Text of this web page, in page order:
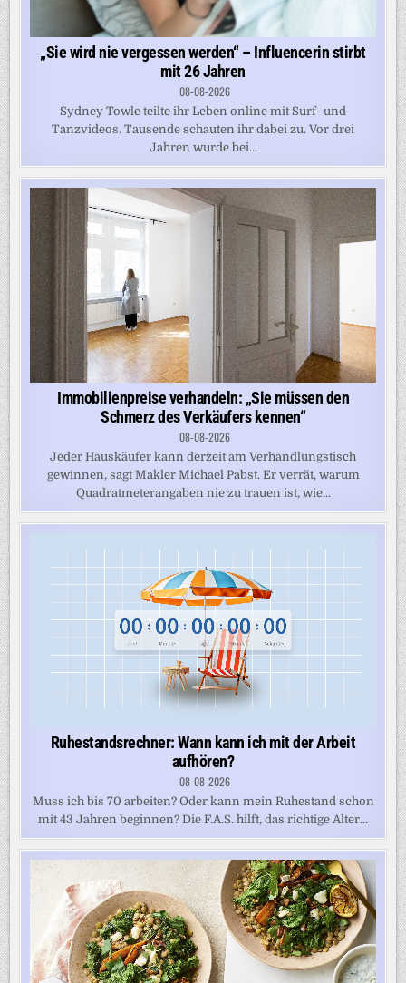
„Sie wird nie vergessen werden“ – Influencerin stirbt
mit 26 Jahren
08-08-2026
Sydney Towle teilte ihr Leben online mit Surf- und
Tanzvideos. Tausende schauten ihr dabei zu. Vor drei
Jahren wurde bei...
Immobilienpreise verhandeln: „Sie müssen den
Schmerz des Verkäufers kennen“
08-08-2026
Jeder Hauskäufer kann derzeit am Verhandlungstisch
gewinnen, sagt Makler Michael Pabst. Er verrät, warum
Quadratmeterangaben nie zu trauen ist, wie...
Ruhestandsrechner: Wann kann ich mit der Arbeit
aufhören?
08-08-2026
Muss ich bis 70 arbeiten? Oder kann mein Ruhestand schon
mit 43 Jahren beginnen? Die F.A.S. hilft, das richtige Alter...